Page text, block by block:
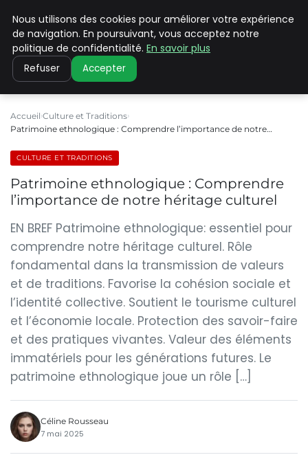
PILAT PATRIMOINES
Accueil Culture et Traditions
Patrimoine ethnologique : Comprendre l’importance de notre…
CULTURE ET TRADITIONS
Patrimoine ethnologique : Comprendre
l’importance de notre héritage culturel
EN BREF Patrimoine ethnologique: essentiel pour
comprendre notre héritage culturel. Rôle
fondamental dans la transmission de valeurs
et de traditions. Favorise la cohésion sociale et
l’identité collective. Soutient le tourisme culturel
et l’économie locale. Protection des savoir-faire
et des pratiques vivantes. Valeur des éléments
immatériels pour les générations futures. Le
patrimoine ethnologique joue un rôle […]
Céline Rousseau
7 mai 2025
Nous utilisons des cookies pour améliorer votre expérience
de navigation. En poursuivant, vous acceptez notre
politique de confidentialité. En savoir plus
Refuser Accepter